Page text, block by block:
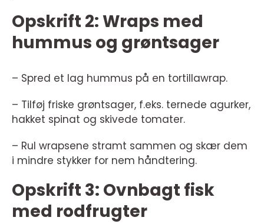
Opskrift 2: Wraps med
hummus og grøntsager
– Spred et lag hummus på en tortillawrap.
– Tilføj friske grøntsager, f.eks. ternede agurker,
hakket spinat og skivede tomater.
– Rul wrapsene stramt sammen og skær dem
i mindre stykker for nem håndtering.
Opskrift 3: Ovnbagt fisk
med rodfrugter